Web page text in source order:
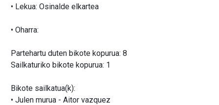
• Lekua: Osinalde elkartea
• Oharra:
Partehartu duten bikote kopurua: 8
Sailkaturiko bikote kopurua: 1
Bikote sailkatua(k):
• Julen murua - Aitor vazquez